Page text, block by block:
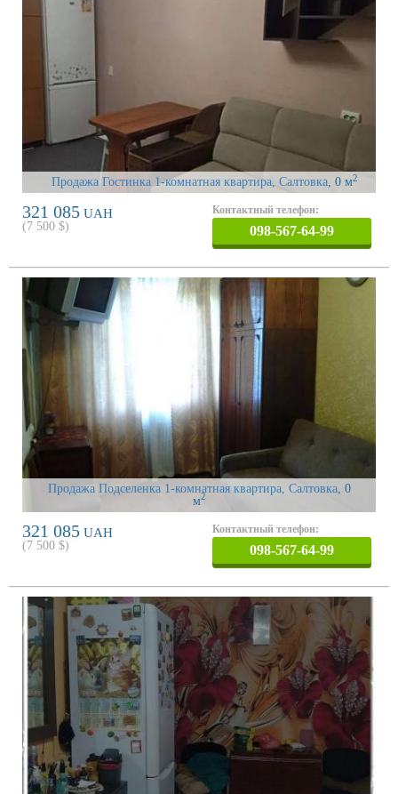
Продажа Гостинка 1-комнатная квартира, Салтовка , 0 м2
321 085 UAH
(7 500 $)
Контактный телефон:
098-567-64-99
Продажа Подселенка 1-комнатная квартира, Салтовка, 0
м2
321 085 UAH
(7 500 $)
Контактный телефон:
098-567-64-99